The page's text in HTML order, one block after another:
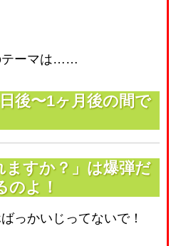
テーマは……
後〜1ヶ月後の間で
ますか？」は爆弾だ
のよ！
っかいじってないで！